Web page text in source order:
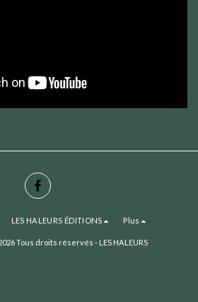
LES HALEURS ÉDITIONS Plus
Tous droits réservés - LES HALEURS